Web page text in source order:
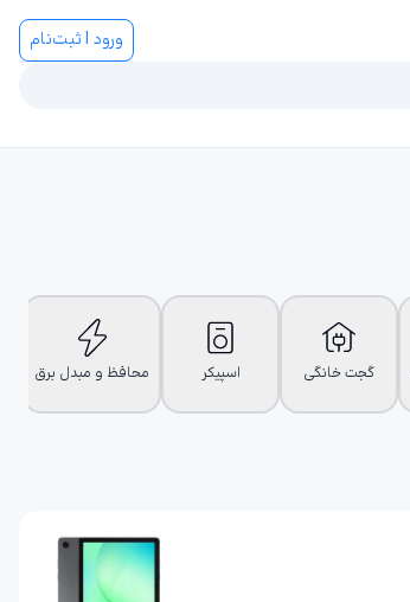
ورود | ثبت‌نام
گجت خانگی اسپیکر محافظ و مبدل برق